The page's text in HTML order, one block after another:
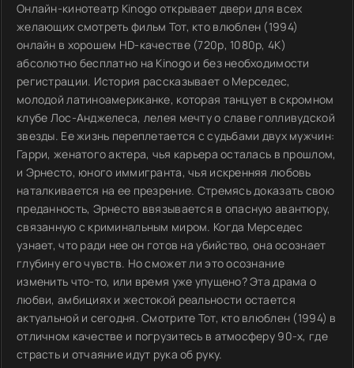
Онлайн-кинотеатр Kinogo открывает двери для всех
желающих смотреть фильм Тот, кто влюблен (1994)
онлайн в хорошем HD-качестве (720p, 1080p, 4K)
абсолютно бесплатно на Kinogo и без необходимости
регистрации. История рассказывает о Мерседес,
молодой латиноамериканке, которая танцует в скромном
клубе Лос-Анджелеса, лелея мечту о славе голливудской
звезды. Ее жизнь переплетается с судьбами двух мужчин:
Гарри, женатого актера, чья карьера осталась в прошлом,
и Эрнесто, юного иммигранта, чья искренняя любовь
наталкивается на ее презрение. Стремясь доказать свою
преданность, Эрнесто ввязывается в опасную авантюру,
связанную с криминальным миром. Когда Мерседес
узнает, что ради нее он готов на убийство, она осознает
глубину его чувств. Но сможет ли это осознание
изменить что-то, или время уже упущено? Эта драма о
любви, амбициях и жестокой реальности остается
актуальной и сегодня. Смотрите Тот, кто влюблен (1994) в
отличном качестве и погрузитесь в атмосферу 90-х, где
страсть и отчаяние идут рука об руку.